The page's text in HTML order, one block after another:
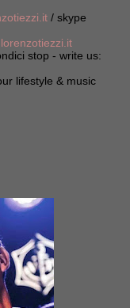
/ skype
lorenzotiezzi.it
stop - write us:
our lifestyle & music